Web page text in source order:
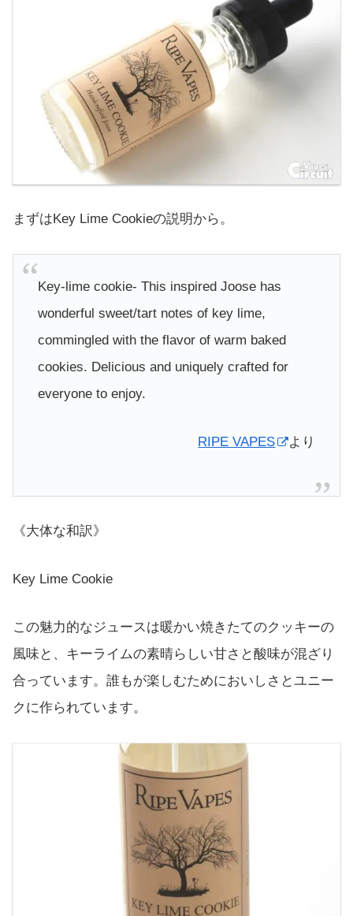
まずはKey Lime Cookieの説明から。
Key-lime cookie- This inspired Joose has
wonderful sweet/tart notes of key lime,
commingled with the flavor of warm baked
cookies. Delicious and uniquely crafted for
everyone to enjoy.
RIPE VAPES より
《大体な和訳》
Key Lime Cookie
この魅力的なジュースは暖かい焼きたてのクッキーの
風味と、キーライムの素晴らしい甘さと酸味が混ざり
合っています。誰もが楽しむためにおいしさとユニー
クに作られています。